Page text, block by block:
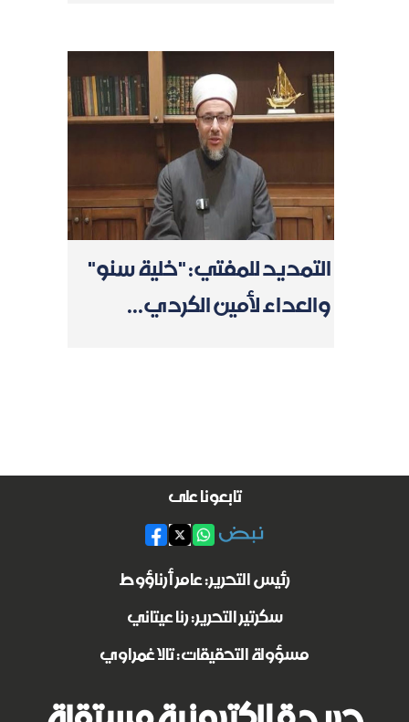
التمديد للمفتي: "خلية سنو"
والعداء لأمين الكردي...
تابعونا على
رئيس التحرير: عامر أرناؤوط
سكرتير التحرير: رنا عيتاني
مسؤولة التحقيقات: تالا غمراوي